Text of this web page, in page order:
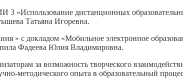
«Использование дистанционных
Татьяна Игоревна.
с докладом «Мобильное электронное
Фадеева Юлия Владимировна.
за возможность творческого
методического опыта в образовательный